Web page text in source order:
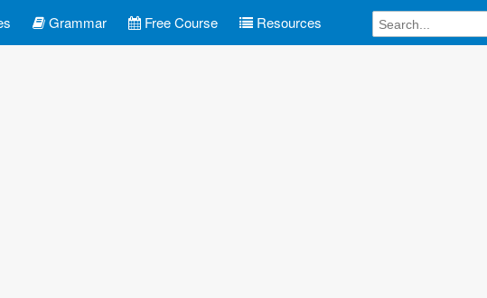
Grammar Free Course Resources